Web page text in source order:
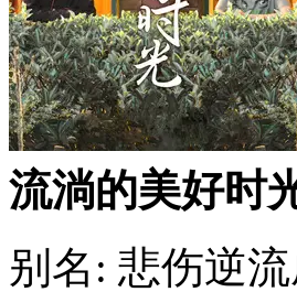
流淌的美好时
别名: 悲伤逆